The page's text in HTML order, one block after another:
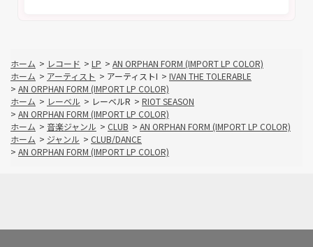
ホーム > レコード > LP > AN ORPHAN FORM (IMPORT LP COLOR)
ホーム > アーティスト > アーティストI > IVAN THE TOLERABLE
> AN ORPHAN FORM (IMPORT LP COLOR)
ホーム > レーベル > レーベルR > RIOT SEASON
> AN ORPHAN FORM (IMPORT LP COLOR)
ホーム > 音楽ジャンル > CLUB > AN ORPHAN FORM (IMPORT LP COLOR)
ホーム > ジャンル > CLUB/DANCE
> AN ORPHAN FORM (IMPORT LP COLOR)